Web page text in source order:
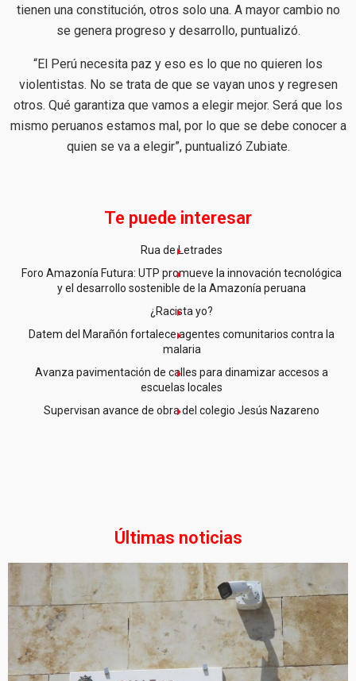
tienen una constitución, otros solo una. A mayor cambio no
se genera progreso y desarrollo, puntualizó.
“El Perú necesita paz y eso es lo que no quieren los
violentistas. No se trata de que se vayan unos y regresen
otros. Qué garantiza que vamos a elegir mejor. Será que los
mismo peruanos estamos mal, por lo que se debe conocer a
quien se va a elegir”, puntualizó Zubiate.
Te puede interesar
Rua de Letrades
Foro Amazonía Futura: UTP promueve la innovación tecnológica
y el desarrollo sostenible de la Amazonía peruana
¿Racista yo?
Datem del Marañón fortalece agentes comunitarios contra la
malaria
Avanza pavimentación de calles para dinamizar accesos a
escuelas locales
Supervisan avance de obra del colegio Jesús Nazareno
Últimas noticias